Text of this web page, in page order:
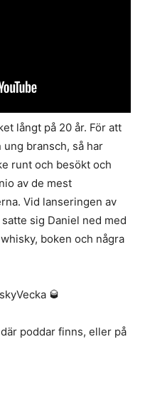
långt på 20 år. För att
bransch, så har
runt och besökt och
av de mest
Vid lanseringen av
sig Daniel ned med
boken och några
🥃
poddar finns, eller på